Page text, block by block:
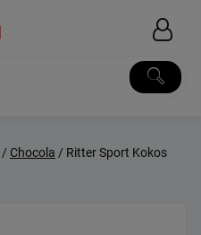
/ Chocola / Ritter Sport Kokos